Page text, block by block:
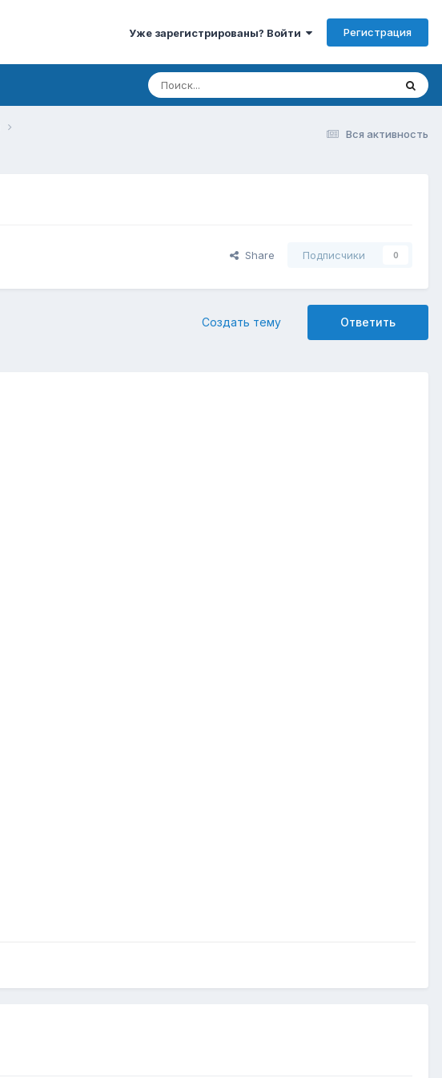
Уже зарегистрированы? Войти Регистрация
Вся активность
Share Подписчики 0
Ответить
Создать тему